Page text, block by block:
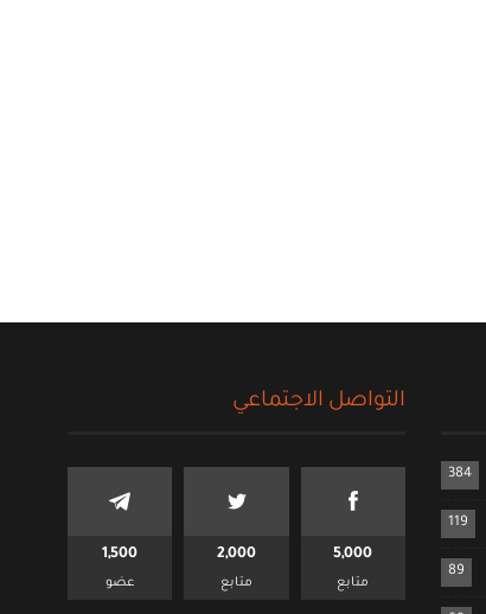
384
119
89
التواصل الاجتماعي
5,000
متابع
2,000
متابع
1,500
عضو